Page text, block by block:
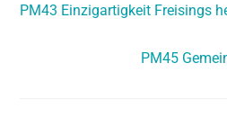
PM43 Einzigartigkeit Freisings
PM45